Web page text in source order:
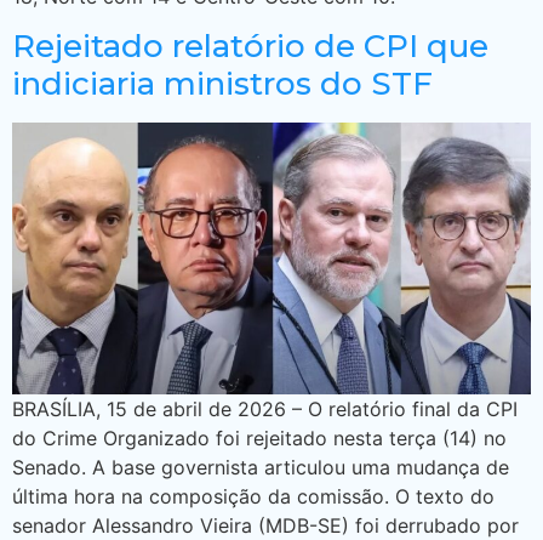
Rejeitado relatório de CPI que
indiciaria ministros do STF
BRASÍLIA, 15 de abril de 2026 – O relatório final da CPI
do Crime Organizado foi rejeitado nesta terça (14) no
Senado. A base governista articulou uma mudança de
última hora na composição da comissão. O texto do
senador Alessandro Vieira (MDB-SE) foi derrubado por